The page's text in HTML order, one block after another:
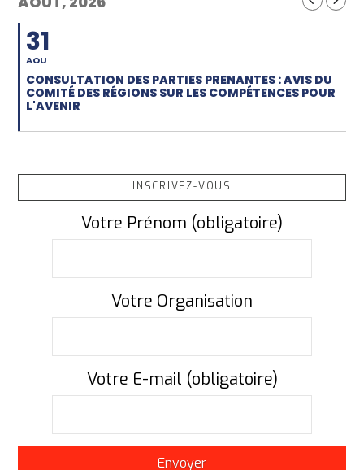
31
AOU
CONSULTATION DES PARTIES PRENANTES : AVIS DU
COMITÉ DES RÉGIONS SUR LES COMPÉTENCES POUR
L'AVENIR
INSCRIVEZ-VOUS
Votre Prénom (obligatoire)
Votre Organisation
Votre E-mail (obligatoire)